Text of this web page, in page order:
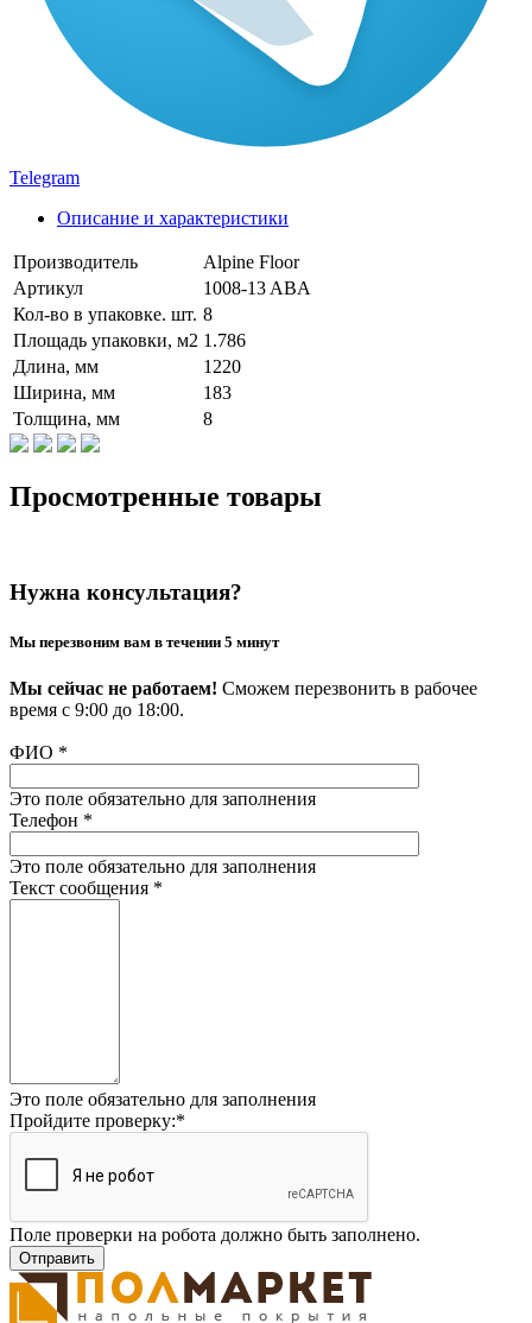
Telegram
Описание и характеристики
Производитель
Alpine Floor
Артикул
1008-13 ABA
Кол-во в упаковке. шт. 8
Площадь упаковки, м2 1.786
Длина, мм
1220
Ширина, мм
183
Толщина, мм
8
Просмотренные товары
Нужна консультация?
Мы перезвоним вам в течении 5 минут
Мы сейчас не работаем! Сможем перезвонить в рабочее
время с 9:00 до 18:00.
ФИО *
Это поле обязательно для заполнения
Телефон *
Это поле обязательно для заполнения
Текст сообщения *
Это поле обязательно для заполнения
Пройдите проверку:*
Поле проверки на робота должно быть заполнено.